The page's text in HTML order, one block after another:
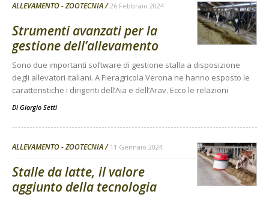
ALLEVAMENTO - ZOOTECNIA 26 Febbraio 2024
Strumenti avanzati per la
gestione dell’allevamento
Sono due importanti software di gestione stalla a disposizione
degli allevatori italiani. A Fieragricola Verona ne hanno esposto le
caratteristiche i dirigenti dell’Aia e dell’Arav. Ecco le relazioni
Di Giorgio Setti
ALLEVAMENTO - ZOOTECNIA 11 Gennaio 2024
Stalle da latte, il valore
aggiunto della tecnologia